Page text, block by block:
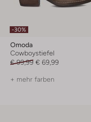
-30%
Omoda
Cowboystiefel
€ 99,99 € 69,99
+ mehr farben